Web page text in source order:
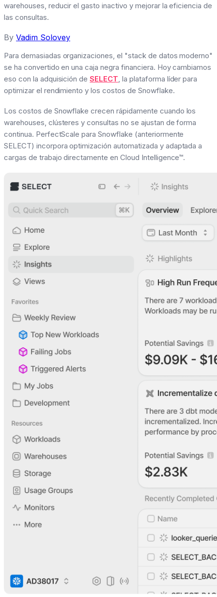
warehouses, reducir el gasto inactivo y mejorar la eficiencia de
las consultas.
By Vadim Solovey
Para demasiadas organizaciones, el "stack de datos moderno"
se ha convertido en una caja negra financiera. Hoy cambiamos
eso con la adquisición deSELECT , la plataforma líder para
optimizar el rendimiento y los costos de Snowflake.
Los costos de Snowflake crecen rápidamente cuando los
warehouses, clústeres y consultas no se ajustan de forma
continua. PerfectScale para Snowflake (anteriormente
SELECT) incorpora optimización automatizada y adaptada a
cargas de trabajo directamente en Cloud Intelligence™.